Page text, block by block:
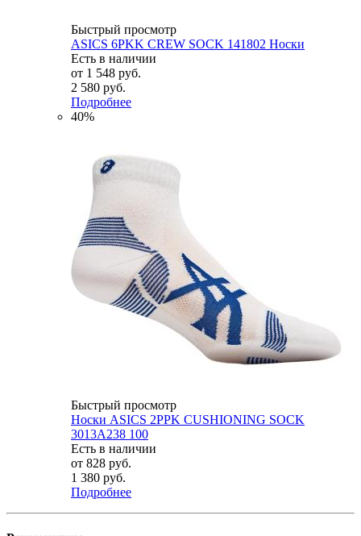
Быстрый просмотр
ASICS 6PKK CREW SOCK 141802 Носки
Есть в наличии
от 1 548 руб.
2 580 руб.
Подробнее
40%
Быстрый просмотр
Носки ASICS 2PPK CUSHIONING SOCK
3013A238 100
Есть в наличии
от 828 руб.
1 380 руб.
Подробнее